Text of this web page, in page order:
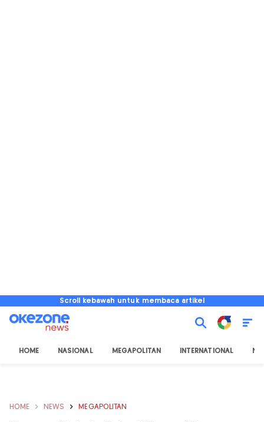
Scroll kebawah untuk membaca artikel
HOME NASIONAL MEGAPOLITAN INTERNATIONAL
HOME NEWS MEGAPOLITAN